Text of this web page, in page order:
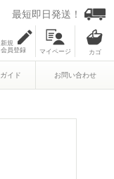
最短即日発送！
新規
会員登録
マイページ
イド お問い合わせ